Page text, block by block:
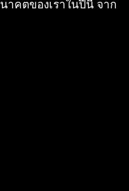
าคตของเราในปีนี้ จาก